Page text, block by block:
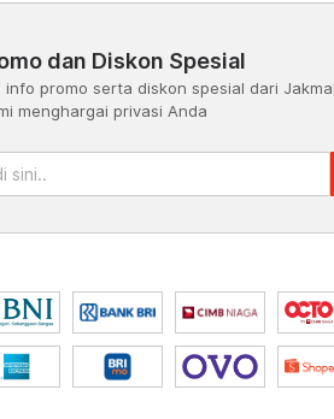
dan Diskon Spesial
info promo serta diskon spesial dari
menghargai privasi Anda